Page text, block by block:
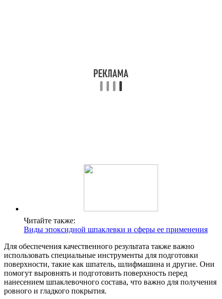
Читайте также:
Виды эпоксидной шпаклевки и сферы ее применения
Для обеспечения качественного результата также важно
использовать специальные инструменты для подготовки
поверхности, такие как шпатель, шлифмашина и другие. Они
помогут выровнять и подготовить поверхность перед
нанесением шпаклевочного состава, что важно для получения
ровного и гладкого покрытия.